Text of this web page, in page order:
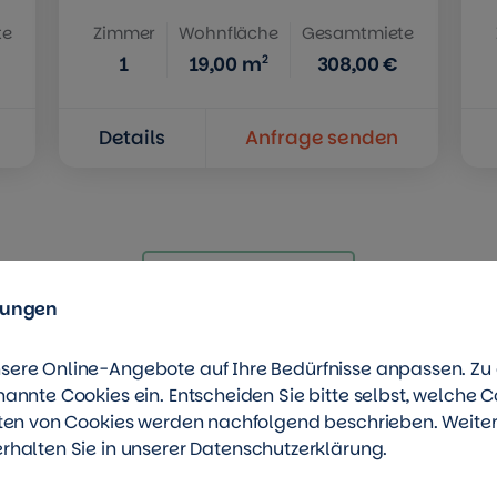
Zimmer
1
Wohnfläche
19,00 m2
Gesamtmiete
308,00 €
Details Anfrage senden
und WG-
Azubis,
Nützliche
Online-Angebote auf Ihre Bedürfnisse anpassen.
Cookies ein. Entscheiden Sie bitte selbst, welche
von Cookies werden nachfolgend beschrieben.
Sie in unsererDatenschutzerklärung.